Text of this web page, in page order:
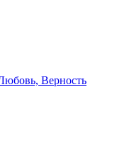
Верность